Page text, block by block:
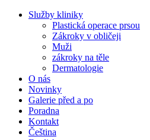
Skip
Služby kliniky
Plastická operace prsou
Zákroky v obličeji
Muži
zákroky na těle
Dermatologie
O nás
Novinky
Galerie před a po
Poradna
Kontakt
Čeština